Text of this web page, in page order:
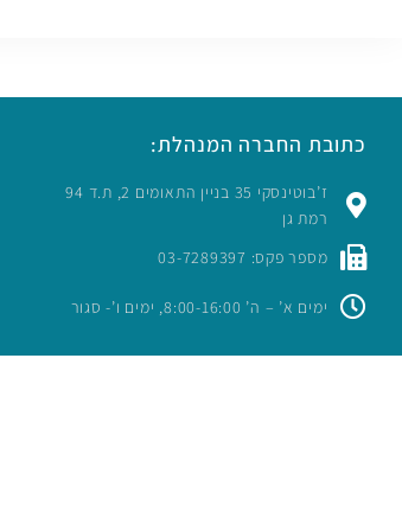
כתובת החברה המנהלת:
ז’בוטינסקי 35 בניין התאומים 2, ת.ד 94
רמת גן
מספר פקס: 03-7289397
ימים א’ – ה’ 8:00-16:00, ימים ו’- סגור